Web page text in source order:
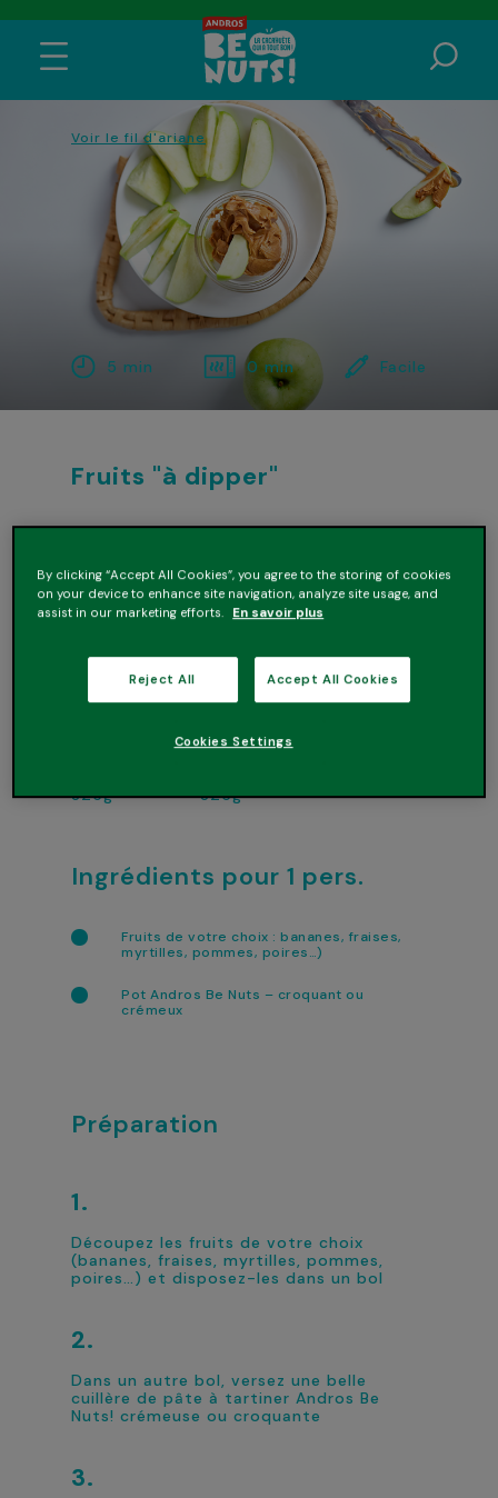
Voir le fil d'ariane
Fruits "à dipper"
5 min 0 min Facile
Pâte à
cacahuète -
325g
Pâte à
cacahuète -
325g
Ingrédients pour 1 pers.
Fruits de votre choix : bananes, fraises,
myrtilles, pommes, poires…)
Pot Andros Be Nuts – croquant ou
crémeux
Préparation
Découpez les fruits de votre choix
(bananes, fraises, myrtilles, pommes,
poires…) et disposez-les dans un bol
Dans un autre bol, versez une belle
cuillère de pâte à tartiner Andros Be
Nuts! crémeuse ou croquante
By clicking “Accept All Cookies”, you agree to the storing of cookies
on your device to enhance site navigation, analyze site usage, and
assist in our marketing efforts. En savoir plus
Reject All Accept All Cookies
Cookies Settings